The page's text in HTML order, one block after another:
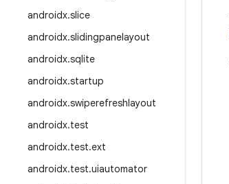
androidx.slice
androidx.slidingpanelayout
androidx.sqlite
androidx.startup
androidx.swiperefreshlayout
androidx.test
androidx.test.ext
androidx.test.uiautomator